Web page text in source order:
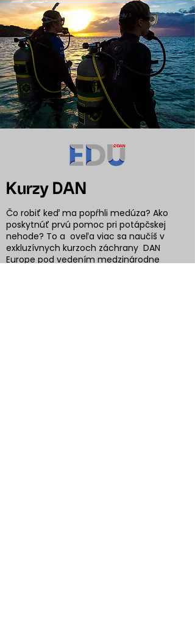
Kurzy DAN
Čo robiť keď ma popŕhli medúza? Ako
poskytnúť prvú pomoc pri potápčskej
nehode? To a oveľa viac sa naučíš v
exkluzívnych kurzoch záchrany DAN
Europe pod vedením medzinárodne